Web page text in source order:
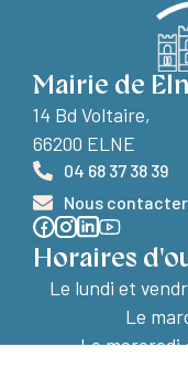
Mairie de
14 Bd Voltaire,
66200 ELNE
04 68 37 38 39
Nous contacter
Horaires
Le lundi et
Le
Le mercredi